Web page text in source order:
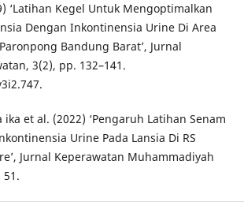
‘Latihan Kegel Untuk Mengoptimalkan
Dengan Inkontinensia Urine Di Area
Bandung Barat’, Jurnal
3(2), pp. 132–141.
et al. (2022) ‘Pengaruh Latihan Senam
Urine Pada Lansia Di RS
Jurnal Keperawatan Muhammadiyah
51.